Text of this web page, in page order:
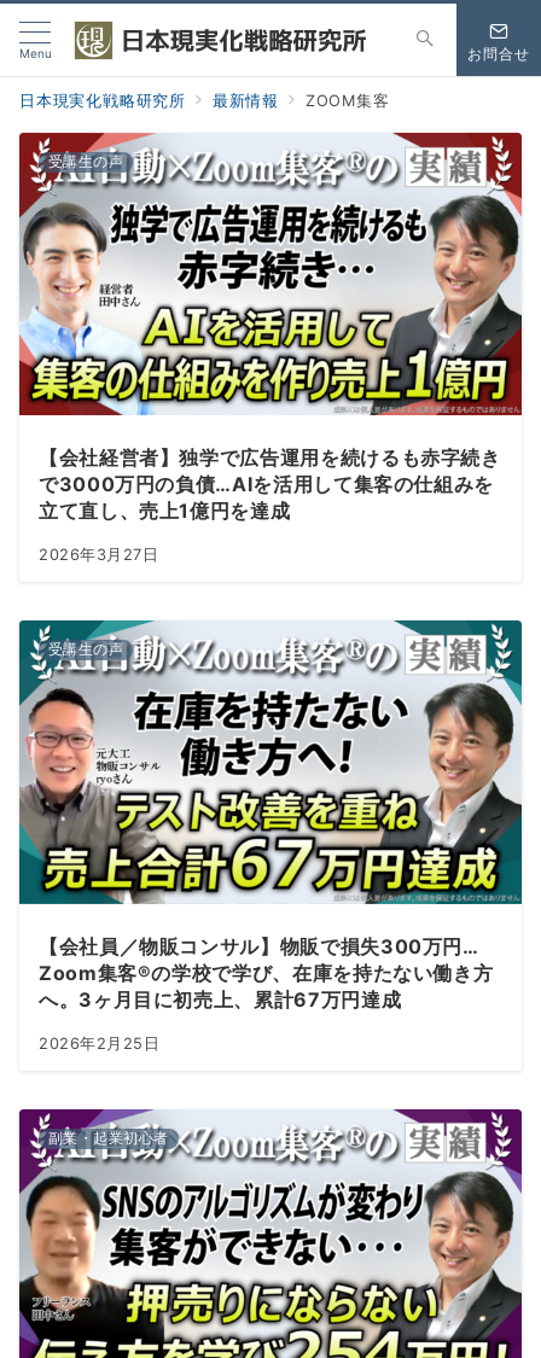
Menu お問合せ
日本現実化戦略研究所 最新情報 ZOOM集客
受講生の声
【会社経営者】独学で広告運用を続けるも赤字続き
で3000万円の負債…AIを活用して集客の仕組みを
立て直し、売上1億円を達成
2026年3月27日
受講生の声
【会社員／物販コンサル】物販で損失300万円…
Zoom集客®の学校で学び、在庫を持たない働き方
へ。3ヶ月目に初売上、累計67万円達成
2026年2月25日
副業・起業初心者